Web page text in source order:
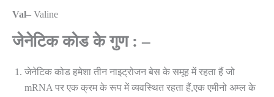
Val– Valine
जेनेटिक कोड के गुण : –
जेनेटिक कोड हमेशा तीन नाइट्रोजन बेस के समूह में रहता हैं जो
mRNA पर एक क्रम के रूप में व्यवस्थित रहता हैं,एक एमीनो अम्ल के